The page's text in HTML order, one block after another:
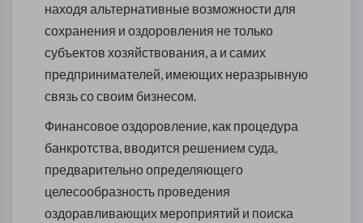
находя альтернативные возможности для
сохранения и оздоровления не только
субъектов хозяйствования, а и самих
предпринимателей, имеющих неразрывную
связь со своим бизнесом.
Финансовое оздоровление, как процедура
банкротства, вводится решением суда,
предварительно определяющего
целесообразность проведения
оздоравливающих мероприятий и поиска